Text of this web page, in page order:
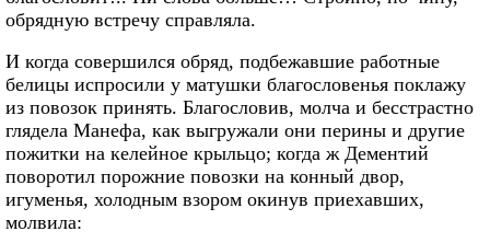
обрядную встречу справляла.
И когда совершился обряд, подбежавшие работные
белицы испросили у матушки благословенья поклажу
из повозок принять. Благословив, молча и бесстрастно
глядела Манефа, как выгружали они перины и другие
пожитки на келейное крыльцо; когда ж Дементий
поворотил порожние повозки на конный двор,
игуменья, холодным взором окинув приехавших,
молвила: